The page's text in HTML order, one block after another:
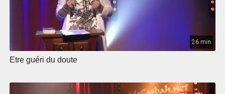
26 min
Etre guéri du doute